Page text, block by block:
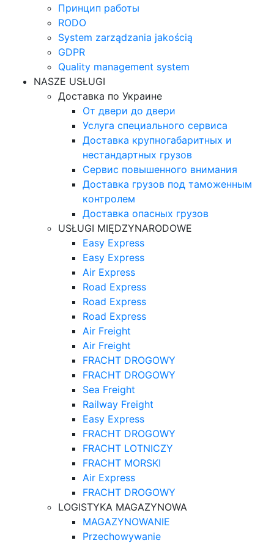
Принцип работы
RODO
System zarządzania jakością
GDPR
Quality management system
NASZE USŁUGI
Доставка по Украине
От двери до двери
Услуга специального сервиса
Доставка крупногабаритных и
нестандартных грузов
Сервис повышенного внимания
Доставка грузов под таможенным
контролем
Доставка опасных грузов
USŁUGI MIĘDZYNARODOWE
Easy Express
Easy Express
Air Express
Road Express
Road Express
Road Express
Air Freight
Air Freight
FRACHT DROGOWY
FRACHT DROGOWY
Sea Freight
Railway Freight
Easy Express
FRACHT DROGOWY
FRACHT LOTNICZY
FRACHT MORSKI
Air Express
FRACHT DROGOWY
LOGISTYKA MAGAZYNOWA
MAGAZYNOWANIE
Przechowywanie